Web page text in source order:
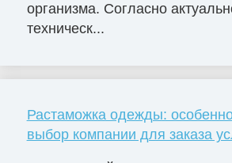
организма. Согласно
техническ...
Растаможка одежды:
выбор компании для заказа